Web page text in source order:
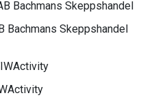
Bachmans Skeppshandel